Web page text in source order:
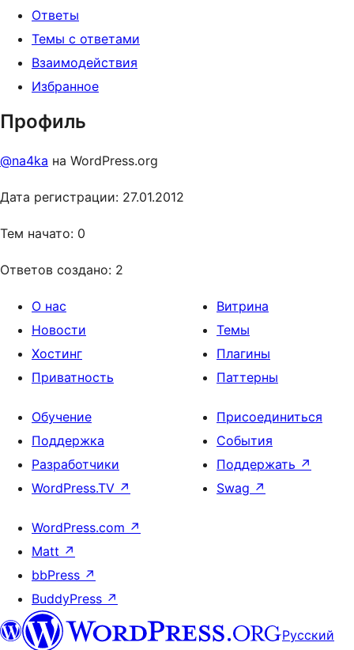
Ответы
Темы с ответами
Взаимодействия
Избранное
Профиль
@na4ka на WordPress.org
Дата регистрации: 27.01.2012
Тем начато: 0
Ответов создано: 2
О нас
Новости
Хостинг
Приватность
Витрина
Темы
Плагины
Паттерны
Обучение
Поддержка
Разработчики
WordPress.TV ↗
Присоединиться
События
Поддержать ↗
Swag ↗
WordPress.com ↗
Matt ↗
bbPress ↗
BuddyPress ↗
Русский